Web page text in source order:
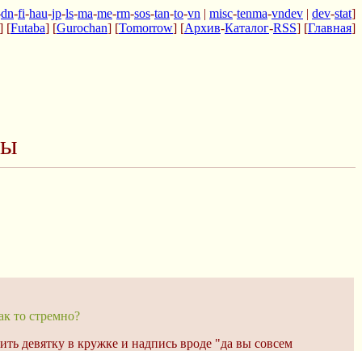
dn-fi-hau-jp-ls-ma-me-rm-sos-tan-to-vn | misc-tenma-vndev | dev-stat]
] [Futaba] [Gurochan] [Tomorrow] [Архив-Каталог-RSS] [Главная]
то стремно?
девятку в кружке и надпись вроде "да вы совсем